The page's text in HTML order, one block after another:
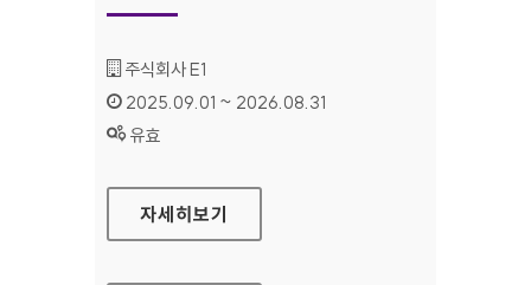
기관명 :
주식회사 E1
인증기간 :
2025.09.01 ~ 2026.08.31
상태 :
유효
주식회사 E1
자세히보기